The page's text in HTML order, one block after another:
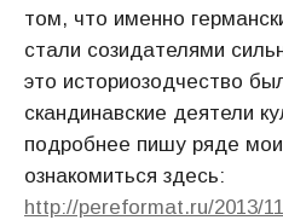
том, что именно
стали созидателями
это историозодчество
скандинавские деятели
подробнее пишу ряде
ознакомиться здесь:
http://pereformat.ru/2013/